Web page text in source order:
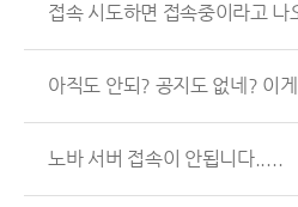
접속 시도하면 접속중이라고 나
아직도 안되? 공지도 없네? 이
노바 서버 접속이 안됩니다.....